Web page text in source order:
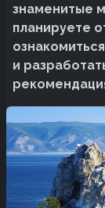
знаменитые
планируете
и